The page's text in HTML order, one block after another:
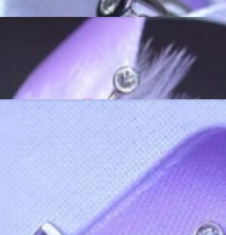
Edelstein Ohrgehänge
Edelstein Brillanten